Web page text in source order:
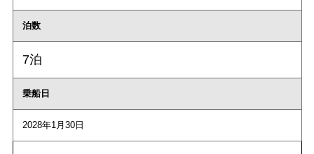
泊数
7泊
乗船日
2028年1月30日